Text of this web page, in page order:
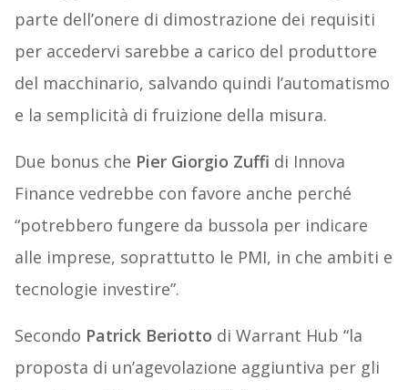
parte dell’onere di dimostrazione dei requisiti
per accedervi sarebbe a carico del produttore
del macchinario, salvando quindi l’automatismo
e la semplicità di fruizione della misura.
Due bonus che Pier Giorgio Zuffi di Innova
Finance vedrebbe con favore anche perché
“potrebbero fungere da bussola per indicare
alle imprese, soprattutto le PMI, in che ambiti e
tecnologie investire”.
Secondo Patrick Beriotto di Warrant Hub “la
proposta di un’agevolazione aggiuntiva per gli